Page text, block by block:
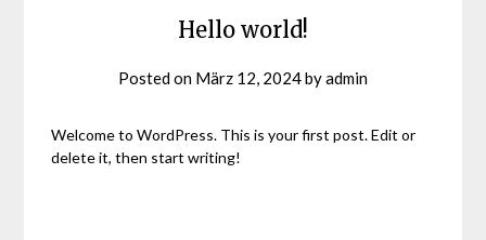
Hello world!
Posted on März 12, 2024byadmin
Welcome to WordPress. This is your first post. Edit or
delete it, then start writing!